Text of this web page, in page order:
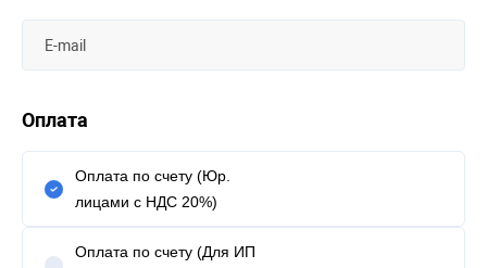
Оплата
Оплата по счету (Юр.
лицами с НДС 20%)
Оплата по счету (Для ИП